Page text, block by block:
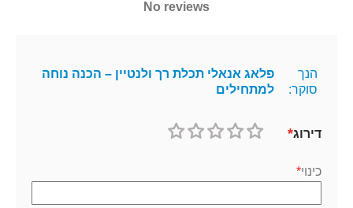
No reviews
הנך
סוקר:
פלאג אנאלי תכלת רך ולנטיין – הכנה נוחה
למתחילים
דירוג
כינוי